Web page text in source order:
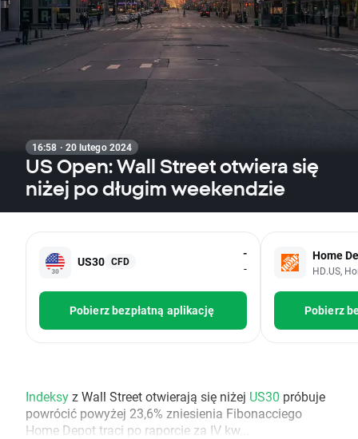
16:58 · 20 lutego 2024
US Open: Wall Street otwiera się
niżej po długim weekendzie
US30 CFD
-
-
Pobierz bezpłatną aplikację
Home
HD.US,
Pobierz
Indeksyz Wall Street otwierają się niżej US30 próbuje
powrócić powyżej 23,6% zniesienia Fibonacciego
Home Depot traci po raporcie za IV kw...